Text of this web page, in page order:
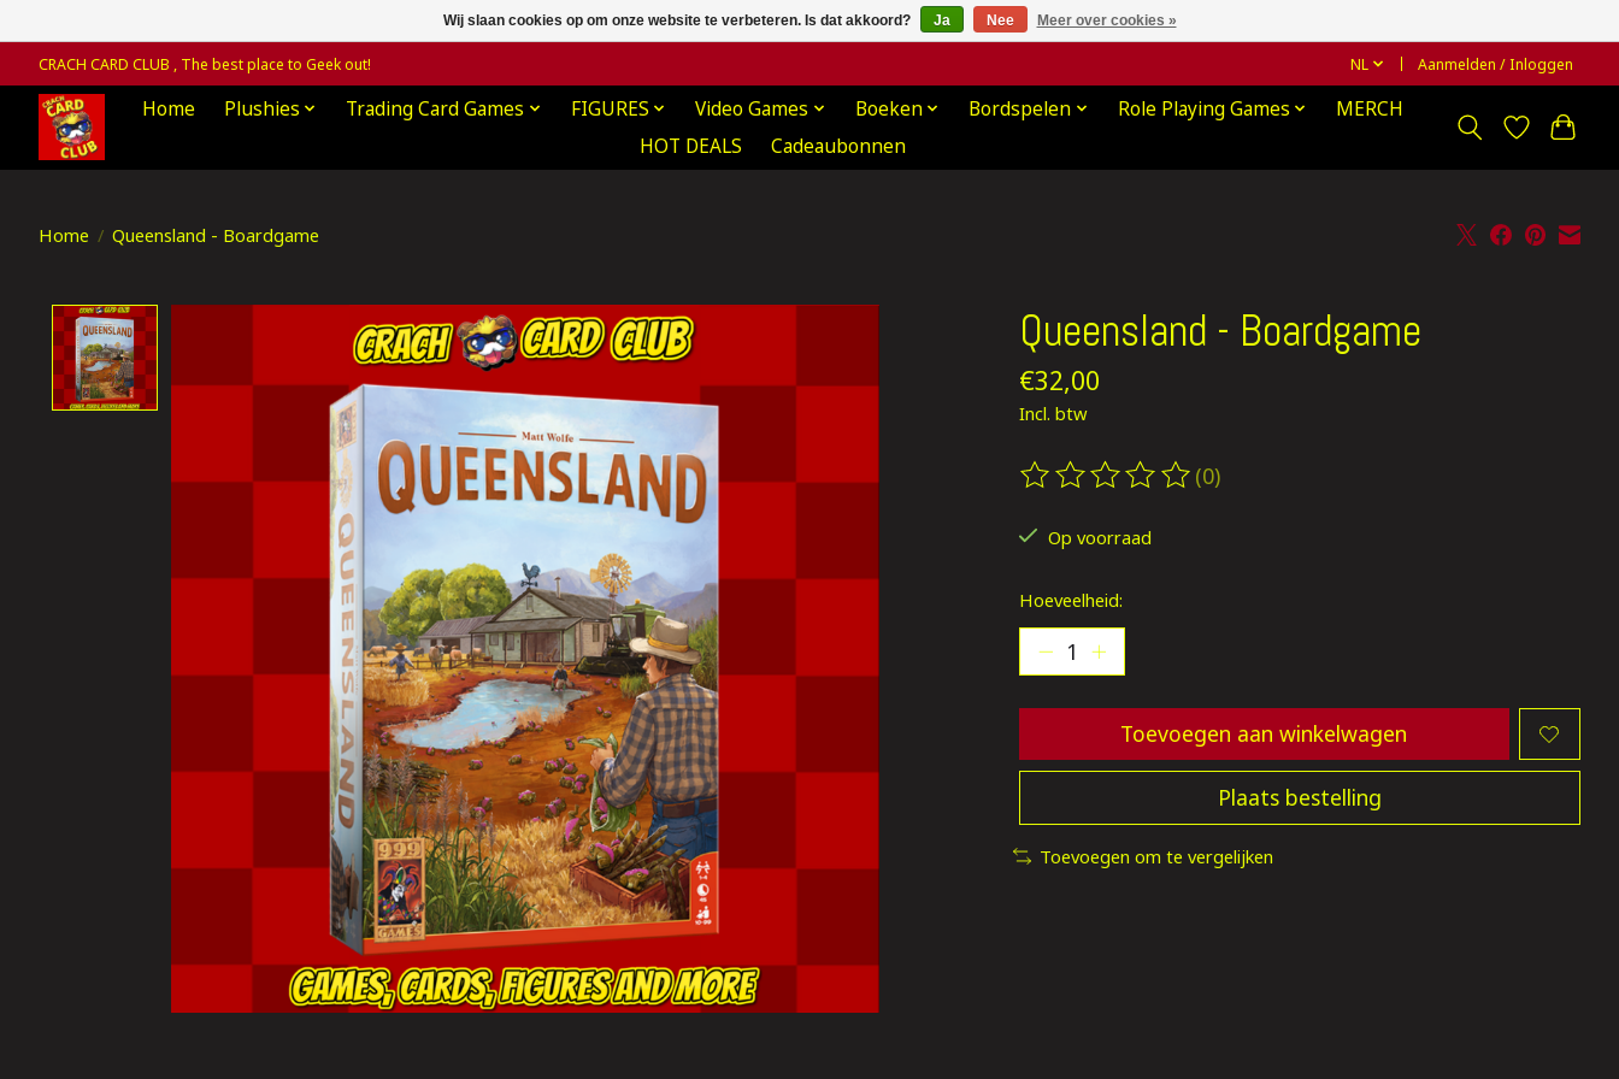
CRACH CARD CLUB , The best place to Geek out! NL Aanmelden / Inloggen
Home Plushies Trading Card Games FIGURES Video Games Boeken Bordspelen Role Playing Games
MERCH
HOT DEALS
Cadeaubonnen
Home / Queensland - Boardgame
Product image slideshow Items Queensland - Boardgame
€32,00
Incl. btw
De beoordeling van dit product is
(0)
Op voorraad
Hoeveelheid:
Toevoegen aan winkelwagen
Plaats bestelling
Toevoegen om te vergelijken
Wij slaan cookies op om onze website te verbeteren. Is dat akkoord? Ja Nee Meer over cookies »